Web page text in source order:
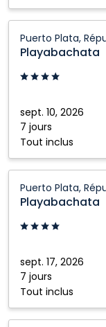
Puerto Plata,
Playabachata
sept. 10, 2026
7 jours
Tout inclus
Puerto
Plata,
République
Puerto Plata,
Playabachata
sept. 17, 2026
7 jours
Tout inclus
Puerto
Plata,
République